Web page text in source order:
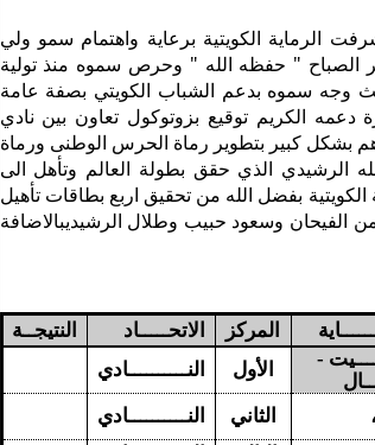
الرماية الكويتية برعاية واهتمام سمو ولي
الصباح " حفظه الله " وحرص سموه منذ تولية
سموه بدعم الشباب الكويتي بصفة عامة
دعمه الكريم توقيع بزوتوكول تعاون بين نادي
بشكل كبير بتطوير رماة الحرس الوطنى ورماة
الرشيدي الذي حقق بطولة العالم وتأهل الى
الرماية الكويتية بفضل الله من تحقيق اربع بطاقات تأهيل
الفيحان وسعود حبيب وطلال الرشيديبالاضافة
المركز الاتحـــــاد
النتيجــة
-
الأول النــــــــــادي
الثاني
النــــــــــادي